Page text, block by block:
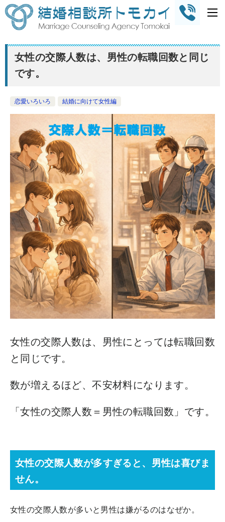
女性の交際人数は、男性の転職回数と同じ
です。
恋愛いろいろ 結婚に向けて女性編
女性の交際人数は、男性にとっては転職回数
と同じです。
数が増えるほど、不安材料になります。
「女性の交際人数＝男性の転職回数」です。
女性の交際人数が多すぎると、男性は喜びま
せん。
女性の交際人数が多いと男性は嫌がるのはなぜか。